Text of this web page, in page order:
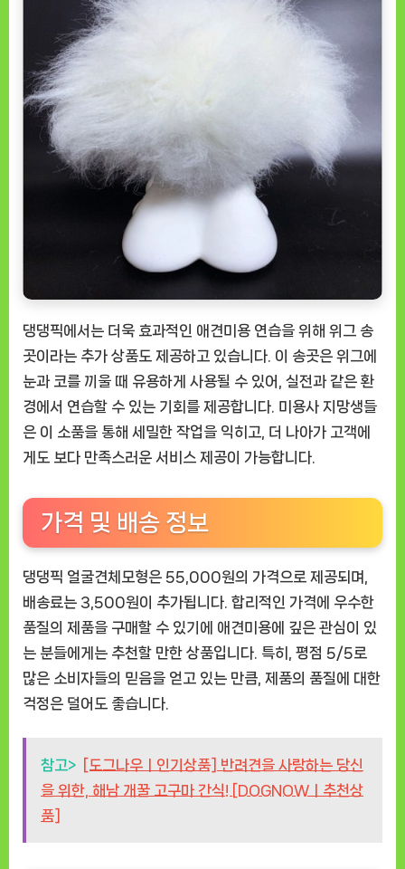
댕댕픽에서는 더욱 효과적인 애견미용 연습을 위해 위그 송
곳이라는 추가 상품도 제공하고 있습니다. 이 송곳은 위그에
눈과 코를 끼울 때 유용하게 사용될 수 있어, 실전과 같은 환
경에서 연습할 수 있는 기회를 제공합니다. 미용사 지망생들
은 이 소품을 통해 세밀한 작업을 익히고, 더 나아가 고객에
게도 보다 만족스러운 서비스 제공이 가능합니다.
가격 및 배송 정보
댕댕픽 얼굴견체모형은 55,000원의 가격으로 제공되며,
배송료는 3,500원이 추가됩니다. 합리적인 가격에 우수한
품질의 제품을 구매할 수 있기에 애견미용에 깊은 관심이 있
는 분들에게는 추천할 만한 상품입니다. 특히, 평점 5/5로
많은 소비자들의 믿음을 얻고 있는 만큼, 제품의 품질에 대한
걱정은 덜어도 좋습니다.
참고> [도그나우ㅣ인기상품] 반려견을 사랑하는 당신
을 위한, 해남 개꿀 고구마 간식! [DOGNOWㅣ추천상
품]